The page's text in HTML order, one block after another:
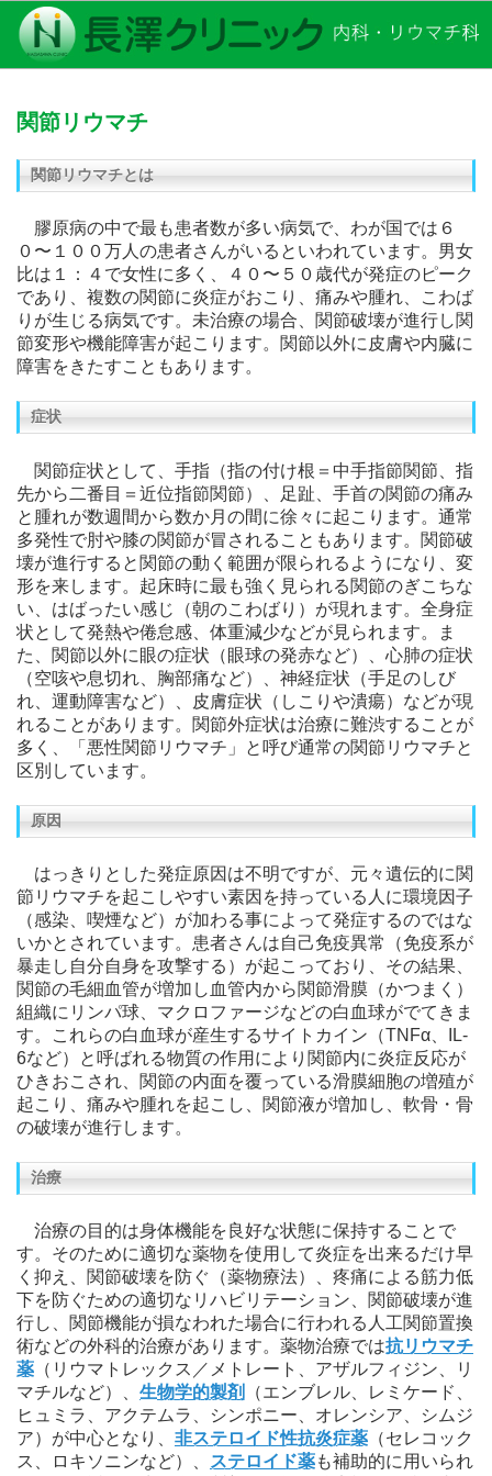
関節リウマチ
関節リウマチとは
膠原病の中で最も患者数が多い病気で、わが国では６
０〜１００万人の患者さんがいるといわれています。男女
比は１：４で女性に多く、４０〜５０歳代が発症のピーク
であり、複数の関節に炎症がおこり、痛みや腫れ、こわば
りが生じる病気です。未治療の場合、関節破壊が進行し関
節変形や機能障害が起こります。関節以外に皮膚や内臓に
障害をきたすこともあります。
症状
関節症状として、手指（指の付け根＝中手指節関節、指
先から二番目＝近位指節関節）、足趾、手首の関節の痛み
と腫れが数週間から数か月の間に徐々に起こります。通常
多発性で肘や膝の関節が冒されることもあります。関節破
壊が進行すると関節の動く範囲が限られるようになり、変
形を来します。起床時に最も強く見られる関節のぎこちな
い、はばったい感じ（朝のこわばり）が現れます。全身症
状として発熱や倦怠感、体重減少などが見られます。ま
た、関節以外に眼の症状（眼球の発赤など）、心肺の症状
（空咳や息切れ、胸部痛など）、神経症状（手足のしび
れ、運動障害など）、皮膚症状（しこりや潰瘍）などが現
れることがあります。関節外症状は治療に難渋することが
多く、「悪性関節リウマチ」と呼び通常の関節リウマチと
区別しています。
原因
はっきりとした発症原因は不明ですが、元々遺伝的に関
節リウマチを起こしやすい素因を持っている人に環境因子
（感染、喫煙など）が加わる事によって発症するのではな
いかとされています。患者さんは自己免疫異常（免疫系が
暴走し自分自身を攻撃する）が起こっており、その結果、
関節の毛細血管が増加し血管内から関節滑膜（かつまく）
組織にリンパ球、マクロファージなどの白血球がでてきま
す。これらの白血球が産生するサイトカイン（TNFα、IL-
6など）と呼ばれる物質の作用により関節内に炎症反応が
ひきおこされ、関節の内面を覆っている滑膜細胞の増殖が
起こり、痛みや腫れを起こし、関節液が増加し、軟骨・骨
の破壊が進行します。
治療
治療の目的は身体機能を良好な状態に保持することで
す。そのために適切な薬物を使用して炎症を出来るだけ早
く抑え、関節破壊を防ぐ（薬物療法）、疼痛による筋力低
下を防ぐための適切なリハビリテーション、関節破壊が進
行し、関節機能が損なわれた場合に行われる人工関節置換
術などの外科的治療があります。薬物治療では抗リウマチ
薬 （リウマトレックス／メトレート、アザルフィジン、リ
マチルなど）、 生物学的製剤
（エンブレル、レミケード、
ヒュミラ、アクテムラ、シンポニー、オレンシア、シムジ
ア）が中心となり、 非ステロイド性抗炎症薬 （セレコック
ス、ロキソニンなど）、
ステロイド薬も補助的に用いられ